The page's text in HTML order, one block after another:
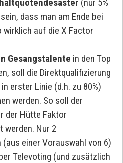
(nur 5%
dass man am Ende bei
wirklich auf die X Factor
Gesangstalente in den Top
soll die Direktqualifizierung
erster Linie (d.h. zu 80%)
werden. So soll der
der Hütte Faktor
werden. Nur 2
(aus einer Vorauswahl von 6)
Televoting (und zusätzlich